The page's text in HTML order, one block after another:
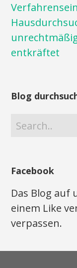
entkräftet
Blog
Facebook
Das Blog auf
einem Like
verpassen.